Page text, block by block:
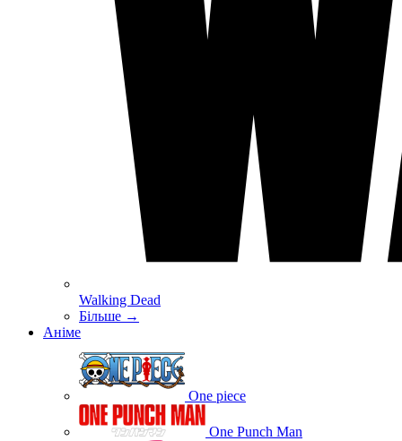
Walking Dead
Більше →
Аніме
One piece
One Punch Man